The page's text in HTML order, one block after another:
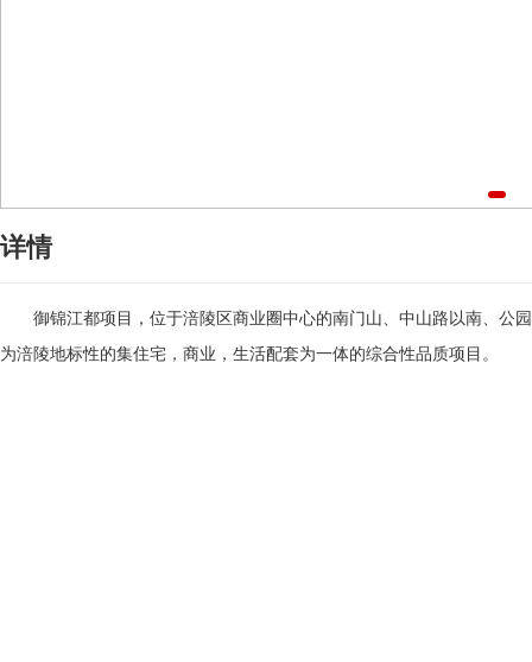
详情
御锦江都项目，位于涪陵区商业圈中心的南门山、中山路以南、公
为涪陵地标性的集住宅，商业，生活配套为一体的综合性品质项目。